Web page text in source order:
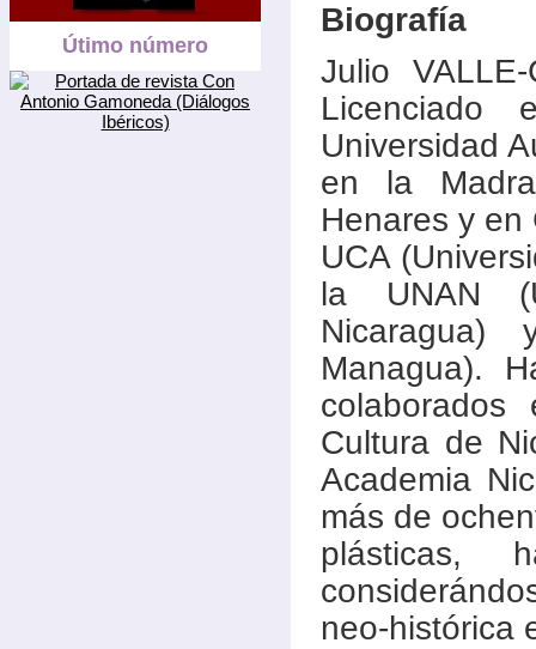
Útimo número
Biografía
Julio
Universidad
en la
Henares y en
UCA
la UNAN
Nicaragua)
Managua).
colaborados
Cultura de
Academia
más de
plásticas,
neo-histórica